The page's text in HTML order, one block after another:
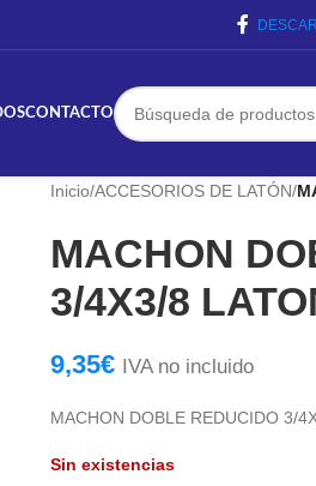
CONTACTO
Inicio/ACCESORIOS DE LATÓN/
MACHON
3/4X3/8
9,35€ IVA no incluido
MACHON DOBLE REDUCIDO 3/
Sin existencias